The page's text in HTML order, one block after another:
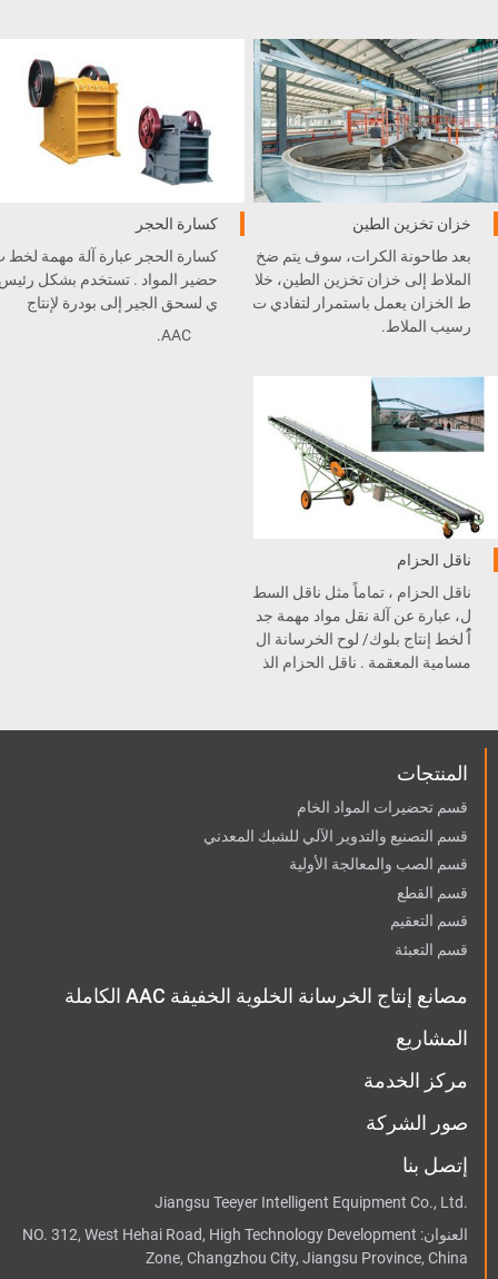
خزان تخزين الطين
بعد طاحونة الكرات، سوف يتم ضخ
الملاط إلى خزان تخزين الطين، خلا
ط الخزان يعمل باستمرار لتفادي ت
رسيب الملاط.
كسارة الحجر
كسارة الحجر عبارة آلة مهمة
حضير المواد . تستخدم بشكل
ي لسحق الجير إلى بودرة لإنتاج
.AAC
ناقل الحزام
ناقل الحزام ، تماماً مثل ناقل السط
ل، عبارة عن آلة نقل مواد مهمة جد
اًُ لخط إنتاج بلوك/ لوح الخرسانة ال
مسامية المعقمة . ناقل الحزام الذ
قياسية .
المنتجات
قسم تحضيرات المواد الخام
قسم التصنيع والتدوير الآلي للشبك المعدني
قسم الصب والمعالجة الأولية
قسم القطع
قسم التعقيم
قسم التعبئة
مصانع إنتاج الخرسانة الخلوية الخفيفة AAC الكاملة
المشاريع
مركز الخدمة
صور الشركة
إتصل بنا
Jiangsu Teeyer Intelligent Equipment Co., Ltd.
العنوان: NO. 312, West Hehai Road, High Technology Development
Zone, Changzhou City, Jiangsu Province, China